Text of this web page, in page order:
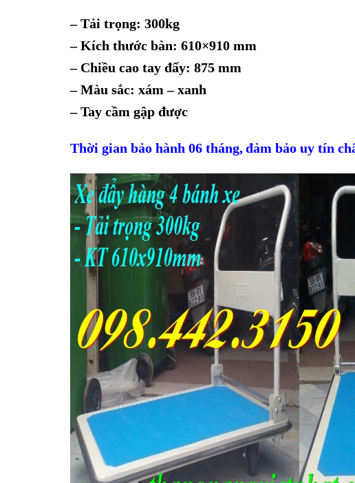
– Tải trọng: 300kg
– Kích thước bàn: 610×910 mm
– Chiều cao tay đẩy: 875 mm
– Màu sắc: xám – xanh
– Tay cầm gập được
Thời gian bảo hành 06 tháng,đảm bảo uy tín